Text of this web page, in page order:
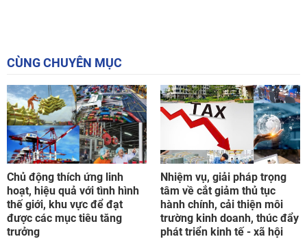
CÙNG CHUYÊN MỤC
Chủ động thích ứng linh
hoạt, hiệu quả với tình hình
thế giới, khu vực để đạt
được các mục tiêu tăng
trưởng
Nhiệm vụ, giải pháp trọng
tâm về cắt giảm thủ tục
hành chính, cải thiện môi
trường kinh doanh, thúc đẩy
phát triển kinh tế - xã hội